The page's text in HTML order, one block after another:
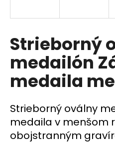
Strieborný
medailón
medaila
Strieborný oválny
medaila v menšom
obojstranným
s
ť
?
HĽADAŤ